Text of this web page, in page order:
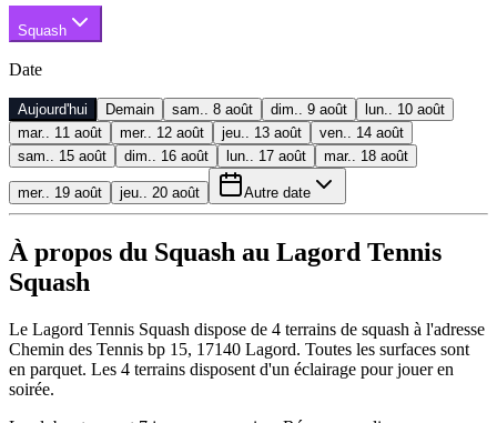
Squash
Date
Aujourd'hui Demain sam.. 8 août dim.. 9 août
lun.. 10 août
mar.. 11 août
mer.. 12 août jeu.. 13 août
ven.. 14 août
sam.. 15 août
dim.. 16 août lun.. 17 août mar.. 18 août
mer.. 19 août jeu.. 20 août Autre date
À propos du Squash au Lagord Tennis
Squash
Le Lagord Tennis Squash dispose de 4 terrains de squash à l'adresse
Chemin des Tennis bp 15, 17140 Lagord. Toutes les surfaces sont
en parquet. Les 4 terrains disposent d'un éclairage pour jouer en
soirée.